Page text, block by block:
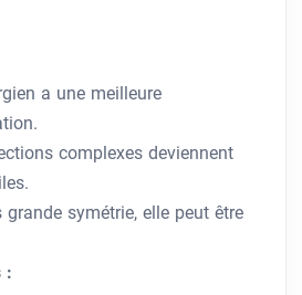
a une meilleure
complexes deviennent
grande symétrie, elle peut être
: